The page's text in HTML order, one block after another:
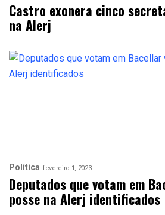
Castro exonera cinco
na Alerj
Política fevereiro 1, 2023
Deputados que votam em
posse na Alerj identificados